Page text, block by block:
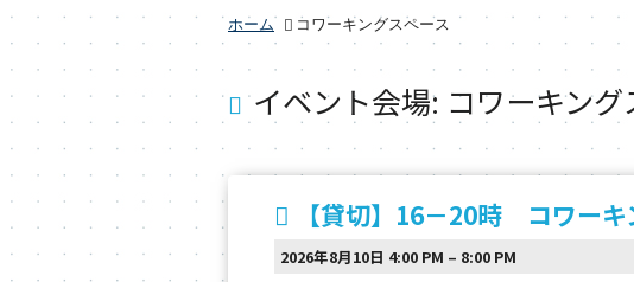
ホーム コワーキングスペース
イベント会場: コワーキング
【貸切】16－20時 コワー
2026年8月10日 4:00 PM – 8:00 PM